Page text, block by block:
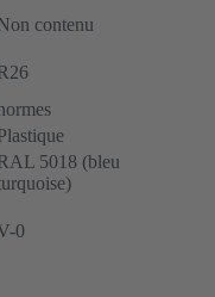
contenu
5018 (bleu
0